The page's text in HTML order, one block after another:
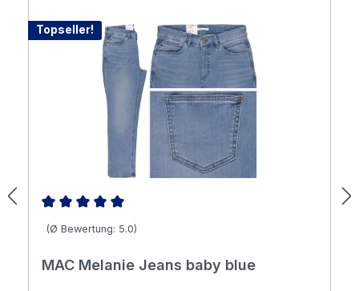
Topseller!
Durchschnittliche Bewertung von 5 von 5 Sternen
(Ø Bewertung: 5.0)
MAC Melanie Jeans baby blue